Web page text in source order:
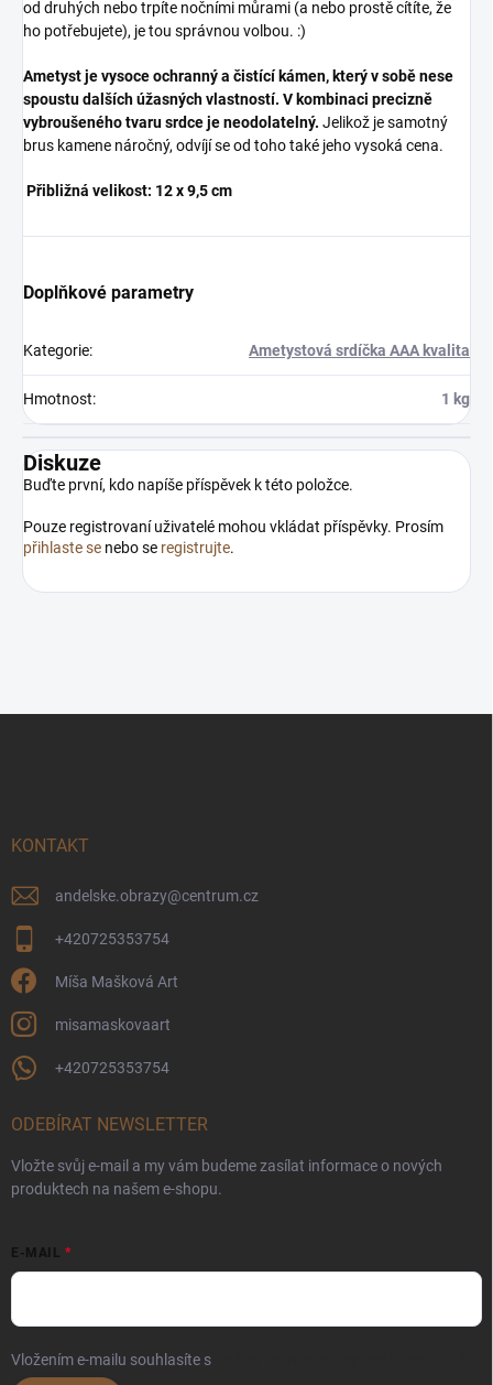
od druhých nebo trpíte nočními můrami (a nebo prostě cítíte, že
ho potřebujete), je tou správnou volbou. :)
Ametyst je vysoce ochranný a čistící kámen, který v sobě nese
spoustu dalších úžasných vlastností. V kombinaci precizně
vybroušeného tvaru srdce je neodolatelný. Jelikož je samotný
brus kamene náročný, odvíjí se od toho také jeho vysoká cena.
Přibližná velikost: 12 x 9,5 cm
Doplňkové parametry
Kategorie: Ametystová srdíčka AAA kvalita
Hmotnost: 1 kg
Diskuze
Buďte první, kdo napíše příspěvek k této položce.
Pouze registrovaní uživatelé mohou vkládat příspěvky. Prosím
přihlaste se nebo se registrujte.
KONTAKT
andelske.obrazy@centrum.cz
+420725353754
Míša Mašková Art
misamaskovaart
+420725353754
ODEBÍRAT NEWSLETTER
Vložte svůj e-mail a my vám budeme zasílat informace o nových
produktech na našem e-shopu.
E-MAIL
Vložením e-mailu souhlasíte s
×
Přihlásit k newsletteru
Zajímá vás, co je nového?